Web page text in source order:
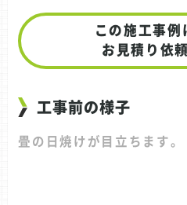
この施工事例
お見積り依
工事前の様子
畳の日焼けが目立ちます。